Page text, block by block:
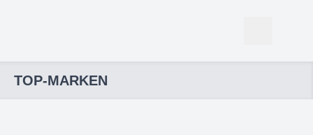
TOP-MARKEN